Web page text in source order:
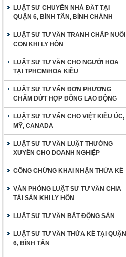
LUẬT SƯ CHUYÊN NHÀ ĐẤT TẠI
QUẬN 6, BÌNH TÂN, BÌNH CHÁNH
LUẬT SƯ TƯ VẤN TRANH CHẤP NUÔI
CON KHI LY HÔN
LUẬT SƯ TƯ VẤN CHO NGƯỜI HOA
TẠI TPHCM/HOA KIỀU
LUẬT SƯ TƯ VẤN ĐƠN PHƯƠNG
CHẤM DỨT HỢP ĐỒNG LAO ĐỘNG
LUẬT SƯ TƯ VẤN CHO VIỆT KIỀU ÚC,
MỸ, CANADA
LUẬT SƯ TƯ VẤN LUẬT THƯỜNG
XUYÊN CHO DOANH NGHIỆP
CÔNG CHỨNG KHAI NHẬN THỪA KẾ
VĂN PHÒNG LUẬT SƯ TƯ VẤN CHIA
TÀI SẢN KHI LY HÔN
LUẬT SƯ TƯ VẤN BẤT ĐỘNG SẢN
LUẬT SƯ TƯ VẤN THỪA KẾ TẠI QUẬN
6, BÌNH TÂN